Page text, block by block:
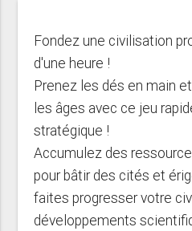
Fondez une civilisation
d'une heure !
Prenez les dés en main
les âges avec ce jeu
stratégique !
Accumulez des
pour bâtir des cités et
faites progresser votre
développements